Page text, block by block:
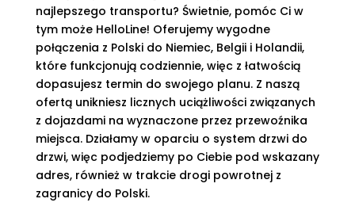
najlepszego transportu? Świetnie, pomóc Ci w
tym może HelloLine! Oferujemy wygodne
połączenia z Polski do Niemiec, Belgii i Holandii,
które funkcjonują codziennie, więc z łatwością
dopasujesz termin do swojego planu. Z naszą
ofertą unikniesz licznych uciążliwości związanych
z dojazdami na wyznaczone przez przewoźnika
miejsca. Działamy w oparciu o system drzwi do
drzwi, więc podjedziemy po Ciebie pod wskazany
adres, również w trakcie drogi powrotnej z
zagranicy do Polski.